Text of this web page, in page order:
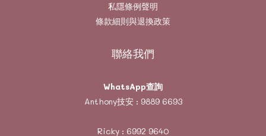
私隱條例聲明
條款細則與退換政策
聯絡我們
WhatsApp查詢
Anthony技安 : 9889 6693
Ricky : 6992 9640